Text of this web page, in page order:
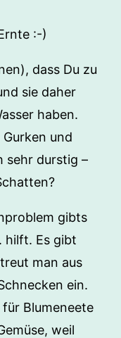
:-)
dass Du zu
sie daher
haben.
und
sehr durstig –
gibts
hilft. Es gibt
man aus
ein.
Blumeneete
weil